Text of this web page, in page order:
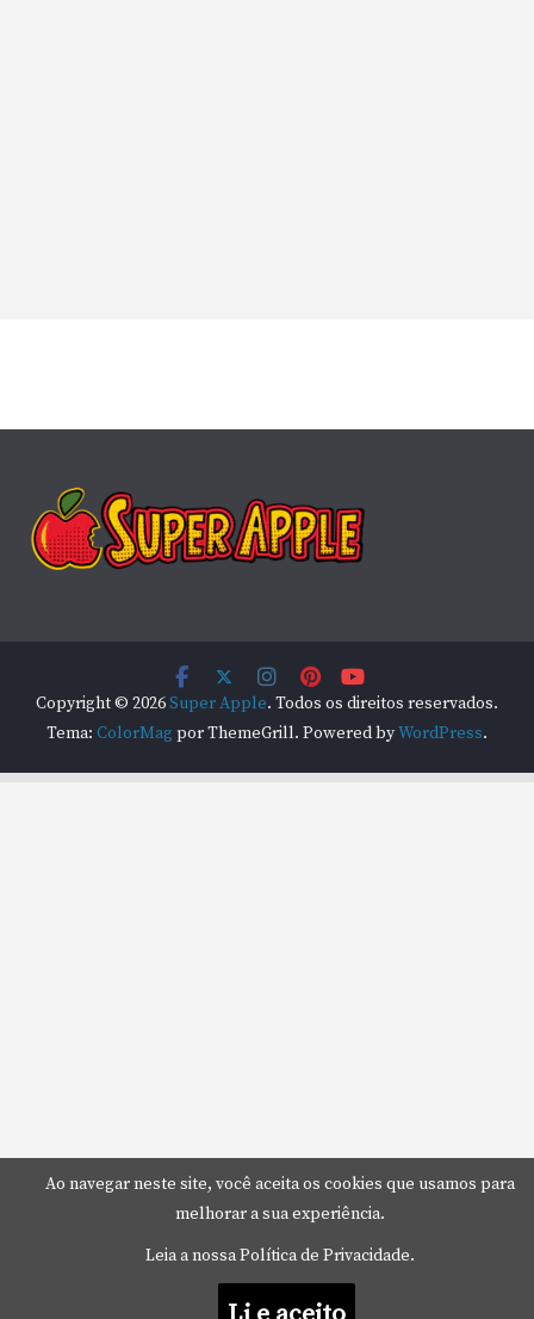
Copyright © 2026Super Apple. Todos os direitos reservados.
Tema: ColorMag por ThemeGrill. Powered byWordPress.
Ao navegar neste site, você aceita os cookies que usamos para
melhorar a sua experiência.
Leia a nossa Política de Privacidade.